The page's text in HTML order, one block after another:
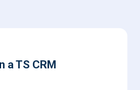
a TS CRM